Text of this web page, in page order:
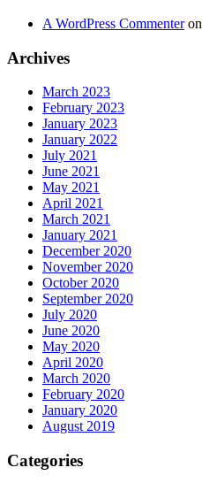
A WordPress Commenteron
Archives
March 2023
February 2023
January 2023
January 2022
July 2021
June 2021
May 2021
April 2021
March 2021
January 2021
December 2020
November 2020
October 2020
September 2020
July 2020
June 2020
May 2020
April 2020
March 2020
February 2020
January 2020
August 2019
Categories